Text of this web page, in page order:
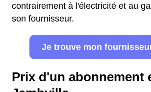
contrairement à l'électricité et au
son fournisseur.
Je trouve mon
Prix d'un abonnement